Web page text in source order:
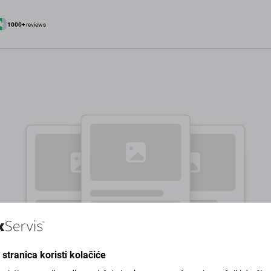
1000+reviews
stranica koristi kolačiće